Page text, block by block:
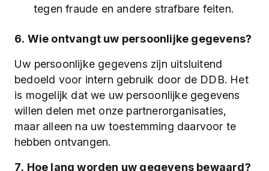
tegen fraude en andere strafbare feiten.
6. Wie ontvangt uw persoonlijke gegevens?
Uw persoonlijke gegevens zijn uitsluitend
bedoeld voor intern gebruik door de DDB. Het
is mogelijk dat we uw persoonlijke gegevens
willen delen met onze partnerorganisaties,
maar alleen na uw toestemming daarvoor te
hebben ontvangen.
7. Hoe lang worden uw gegevens bewaard?